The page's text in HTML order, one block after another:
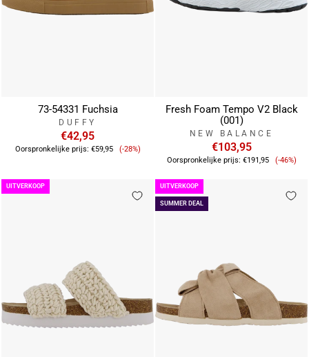
73-54331 Fuchsia
DUFFY
€42,95
Oorspronkelijke prijs: €59,95 Verkoopprijs
(-28%)
Fresh Foam Tempo V2 Black
(001)
NEW BALANCE
€103,95
Oorspronkelijke prijs: €191,95 (-46%)
UITVERKOOP
SUMMER DEAL
UITVERKOOP